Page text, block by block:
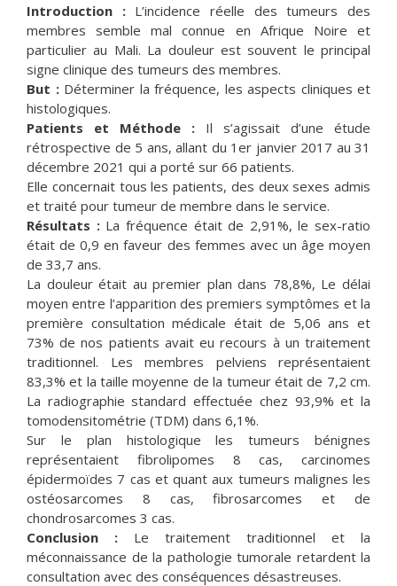
Introduction :L’incidence réelle des tumeurs des
membres semble mal connue en Afrique Noire et
particulier au Mali. La douleur est souvent le principal
signe clinique des tumeurs des membres.
But :Déterminer la fréquence, les aspects cliniques et
histologiques.
Patients et Méthode : Il s’agissait d’une étude
rétrospective de 5 ans, allant du 1er janvier 2017 au 31
décembre 2021 qui a porté sur 66 patients.
Elle concernait tous les patients, des deux sexes admis
et traité pour tumeur de membre dans le service.
Résultats :La fréquence était de 2,91%, le sex-ratio
était de 0,9 en faveur des femmes avec un âge moyen
de 33,7 ans.
La douleur était au premier plan dans 78,8%, Le délai
moyen entre l’apparition des premiers symptômes et la
première consultation médicale était de 5,06 ans et
73% de nos patients avait eu recours à un traitement
traditionnel. Les membres pelviens représentaient
83,3% et la taille moyenne de la tumeur était de 7,2 cm.
La radiographie standard effectuée chez 93,9% et la
tomodensitométrie (TDM) dans 6,1%.
Sur le plan histologique les tumeurs bénignes
représentaient fibrolipomes 8 cas, carcinomes
épidermoïdes 7 cas et quant aux tumeurs malignes les
ostéosarcomes 8 cas, fibrosarcomes et de
chondrosarcomes 3 cas.
Conclusion : Le traitement traditionnel et la
méconnaissance de la pathologie tumorale retardent la
consultation avec des conséquences désastreuses.